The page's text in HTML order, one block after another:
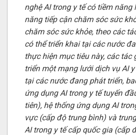
nghệ AI trong y tế có tiềm năng
năng tiếp cận chăm sóc sức
chăm sóc sức khỏe, theo các
có thể triển khai tại các nước
thực hiện mục tiêu này, các tác
triển một mạng lưới dịch vụ AI
tại các nước đang phát triển,
ứng dụng AI trong y tế tuyến
tiên), hệ thống ứng dụng AI
vực (cấp độ trung bình) và
AI trong y tế cấp quốc gia (cấp